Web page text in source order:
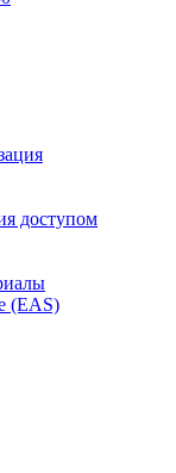
доступом
(EAS)